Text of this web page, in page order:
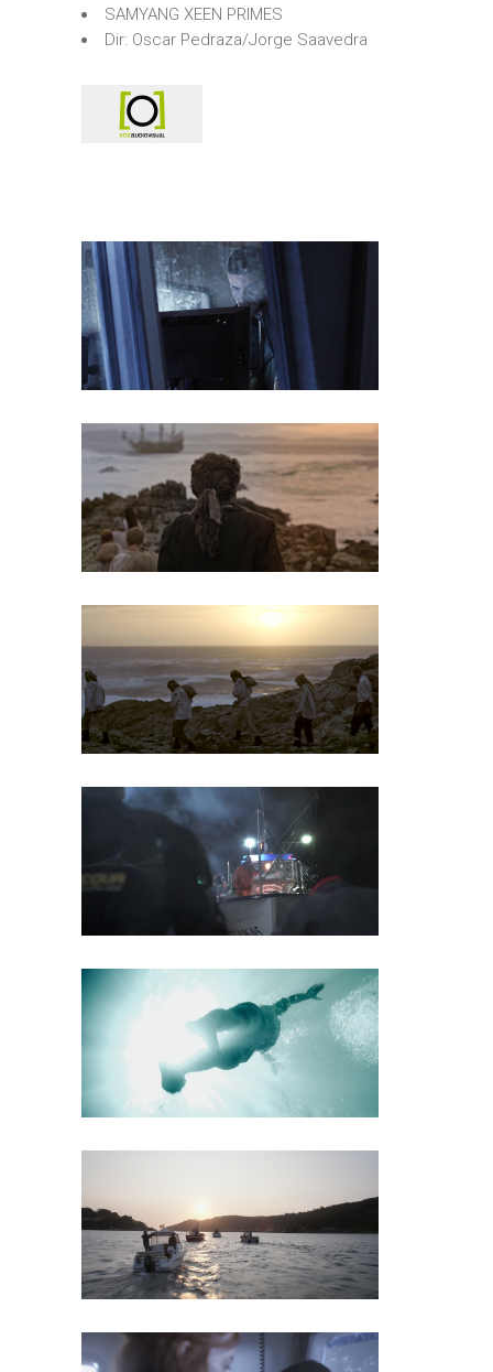
SAMYANG XEEN PRIMES
Dir: Oscar Pedraza/Jorge Saavedra